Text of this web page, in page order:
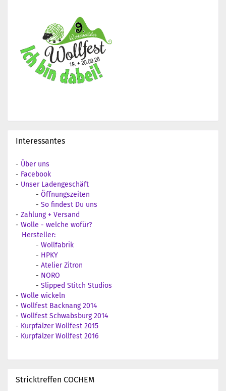
Interessantes
- Über uns
- Facebook
- Unser Ladengeschäft
- Öffnungszeiten
- So findest Du uns
- Zahlung + Versand
- Wolle - welche wofür?
Hersteller:
- Wollfabrik
- HPKY
- Atelier Zitron
- NORO
- Slipped Stitch Studios
- Wolle wickeln
- Wollfest Backnang 2014
- Wollfest Schwabsburg 2014
- Kurpfälzer Wollfest 2015
- Kurpfälzer Wollfest 2016
Stricktreffen COCHEM